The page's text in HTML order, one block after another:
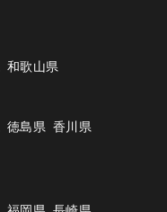
和歌山県
徳島県 香川県